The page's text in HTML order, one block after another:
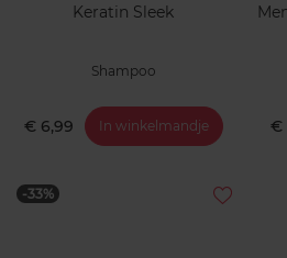
Keratin Sleek
Shampoo
€ 6,99 In winkelmandje €
-33%